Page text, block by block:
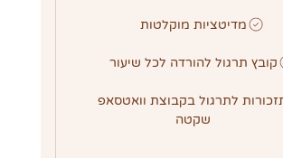
מדיטציות מוקלטות
קובץ תרגול להורדה לכל שיעור
לתרגול בקבוצת וואטסאפ
שקטה